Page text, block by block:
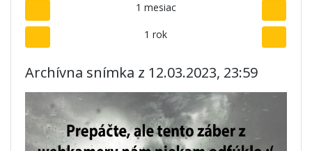
1 mesiac
1 rok
Archívna snímka z 12.03.2023, 23:59